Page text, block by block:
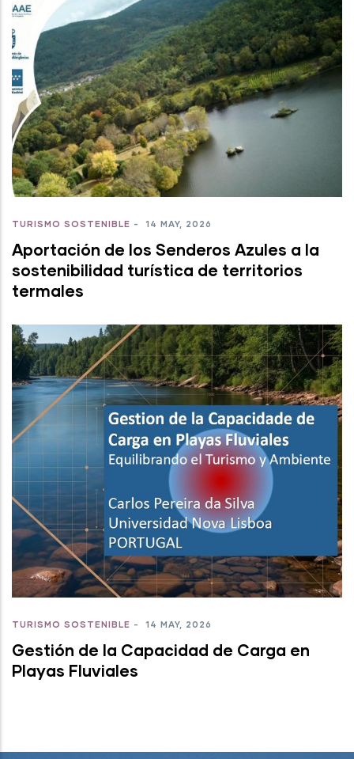
TURISMO SOSTENIBLE - 14 MAY, 2026
Aportación de los Senderos Azules a la
sostenibilidad turística de territorios
termales
TURISMO SOSTENIBLE - 14 MAY, 2026
Gestión de la Capacidad de Carga en
Playas Fluviales